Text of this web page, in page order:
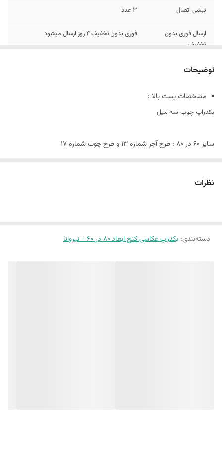
نبشی اتصال 3 عدد
ارسال فوری بدون
تخفیف
فوری بدون تخفیف 4 روز ارسال میشود
توضیحات
مشخصات پست بالا :
بکدراپ چوب سه میل
سایز ۶٠ در ٨٠ : طرح آجر شماره 13 و طرح چوب شماره 17
بین 10 الی 15 درصد تفاوت چاپ وجود دارد
نظرات
دسته‌بندی: بکدراپ عکاسی کنج ابعاد 80 در 60 - نیروانا